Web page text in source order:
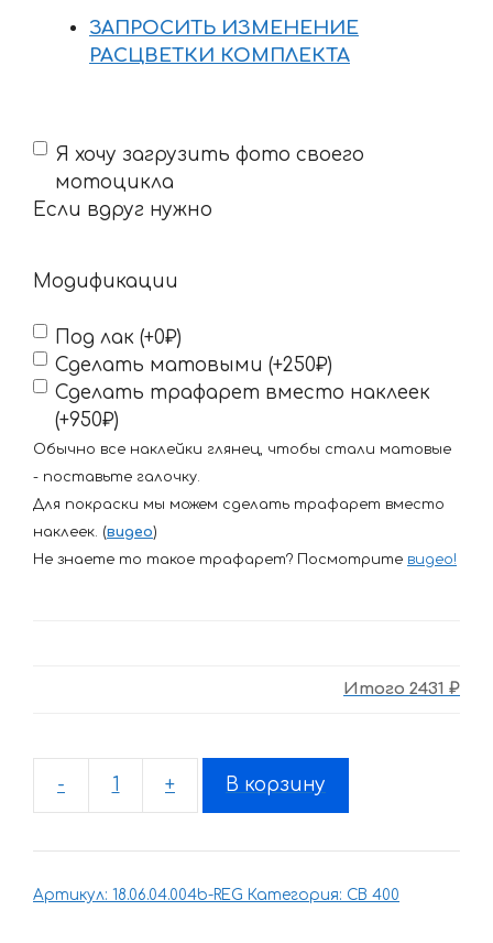
ЗАПРОСИТЬ ИЗМЕНЕНИЕ
РАСЦВЕТКИ КОМПЛЕКТА
Если
вдруг
нужно
Я хочу загрузить фото своего
мотоцикла
Если вдруг нужно
Модификации
Под лак (+0₽)
Сделать матовыми (+250₽)
Сделать трафарет вместо наклеек
(+950₽)
Обычно все наклейки глянец, чтобы стали матовые
- поставьте галочку.
Для покраски мы можем сделать трафарет вместо
наклеек. (видео)
Не знаете то такое трафарет? Посмотрите видео!
Итого 2431 ₽
-
Количество
Комплект
Honda
+ В корзину
Артикул: 18.06.04.004b-REG Категория: CB 400